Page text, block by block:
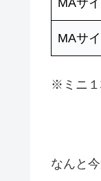
MAサ
※ミニ１
なんと